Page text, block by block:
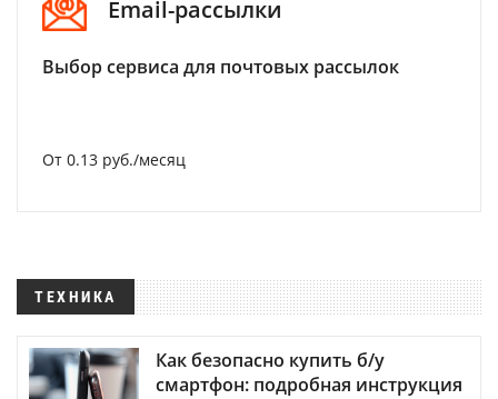
Email-рассылки
Выбор сервиса для почтовых рассылок
От 0.13 руб./месяц
ТЕХНИКА
Как безопасно купить б/у
смартфон: подробная инструкция